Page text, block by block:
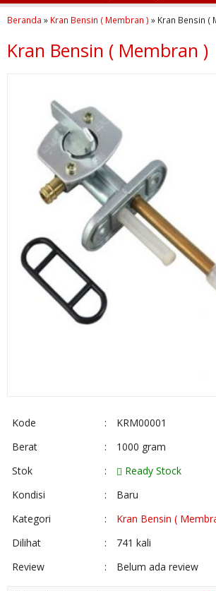
Beranda » Kran Bensin ( Membran ) » Kran Bensin (
Kran Bensin ( Membran )
Kode :
KRM00001
Berat
:
1000 gram
Stok
:
Ready Stock
Kondisi
:
Baru
Kategori
:
Kran Bensin (
Dilihat
:
741 kali
Review
: Belum ada review